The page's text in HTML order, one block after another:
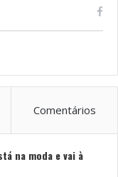
Comentários
na moda e vai à